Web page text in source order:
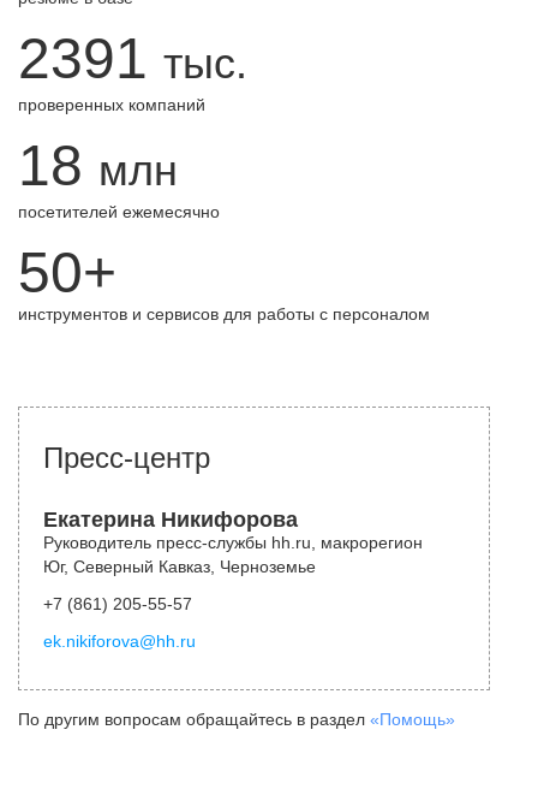
2391 тыс.
проверенных компаний
18 млн
посетителей ежемесячно
50+
инструментов и сервисов для работы с персоналом
Пресс-центр
Екатерина Никифорова
Руководитель пресс-службы hh.ru, макрорегион
Юг, Северный Кавказ, Черноземье
+7 (861) 205-55-57
ek.nikiforova@hh.ru
По другим вопросам обращайтесь в раздел «Помощь»